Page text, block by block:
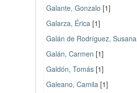
Galante, Gonzalo [1]
Galarza, Érica [1]
Galán de Rodríguez, Susana
Galán, Carmen [1]
Galdón, Tomás [1]
Galeano, Camila [1]